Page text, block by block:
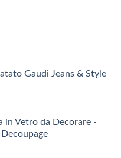
Gaudì Jeans & Style
in Vetro da Decorare -